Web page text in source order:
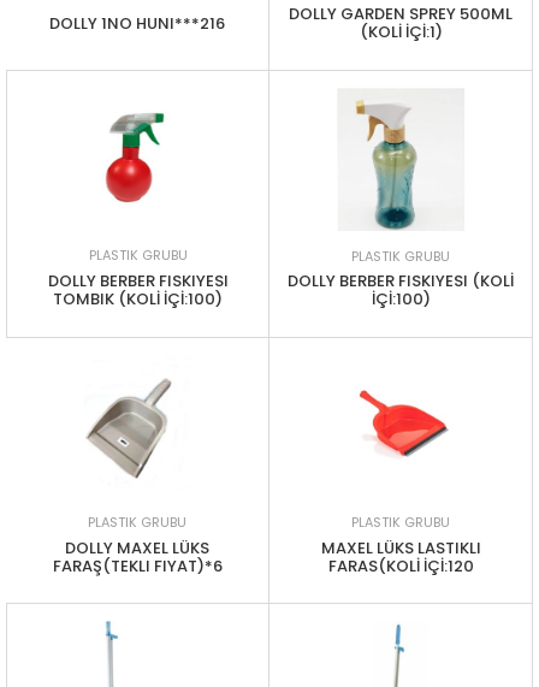
DOLLY 1NO HUNI***216 DOLLY GARDEN SPREY 500ML
(KOLİ İÇİ:1)
PLASTIK GRUBU
DOLLY BERBER FISKIYESI
TOMBIK (KOLİ İÇİ:100)
PLASTIK GRUBU
DOLLY BERBER FISKIYESI (KOLİ
İÇİ:100)
PLASTIK GRUBU
DOLLY MAXEL LÜKS
FARAŞ(TEKLI FIYAT)*6
PLASTIK GRUBU
MAXEL LÜKS LASTIKLI
FARAS(KOLİ İÇİ:120